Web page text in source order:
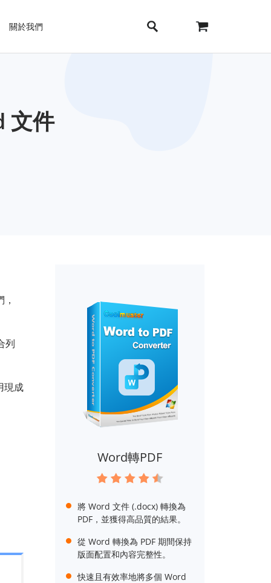
關於我們
文件
列
現成
Word轉PDF
將 Word 文件 (.docx) 轉換為
PDF，並獲得高品質的結果。
從 Word 轉換為 PDF 期間保持
版面配置和內容完整性。
快速且有效率地將多個 Word